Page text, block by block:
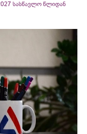
სასწავლო წლიდან